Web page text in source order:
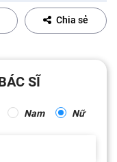
Chia sẻ
SĨ
Nam Nữ